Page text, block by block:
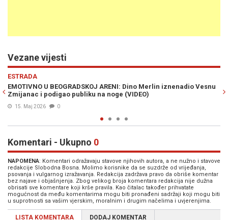
Vezane vijesti
ESTRADA
HITNA POMOĆ STIGLA U BEOGRADSKU ARENU: Vesni Zmijanac
pozlilo pred početak koncerta
14. Maj 2026
Komentari - Ukupno 0
NAPOMENA: Komentari odražavaju stavove njihovih autora, a ne nužno i stavove
redakcije Slobodna Bosna. Molimo korisnike da se suzdrže od vrijeđanja,
psovanja i vulgarnog izražavanja. Redakcija zadržava pravo da obriše komentar
bez najave i objašnjenja. Zbog velikog broja komentara redakcija nije dužna
obrisati sve komentare koji krše pravila. Kao čitalac također prihvatate
mogućnost da među komentarima mogu biti pronađeni sadržaji koji mogu biti
u suprotnosti sa vašim vjerskim, moralnim i drugim načelima i uvjerenjima.
LISTA KOMENTARA DODAJ KOMENTAR